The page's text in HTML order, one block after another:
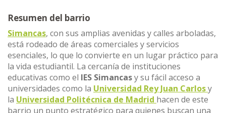
Resumen del barrio
Simancas, con sus amplias avenidas y calles arboladas,
está rodeado de áreas comerciales y servicios
esenciales, lo que lo convierte en un lugar práctico para
la vida estudiantil. La cercanía de instituciones
educativas como el IES Simancasy su fácil acceso a
universidades como la Universidad Rey Juan Carlosy
la Universidad Politécnica de Madrid hacen de este
barrio un punto estratégico para quienes buscan una